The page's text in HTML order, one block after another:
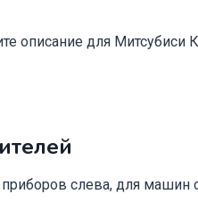
описание для Митсубиси
слева, для машин